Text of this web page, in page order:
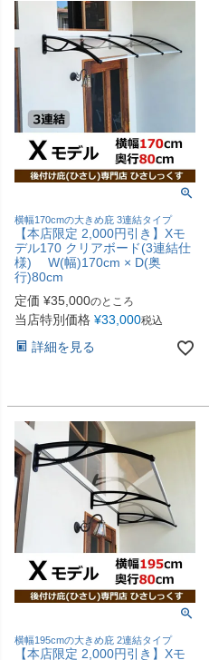
横幅170cmの大きめ庇 3連結タイプ
【本店限定 2,000円引き】Xモ
デル170 クリアボード(3連結仕
様) W(幅)170cm × D(奥
行)80cm
定価 ¥35,000のところ
当店特別価格 ¥33,000税込
詳細を見る
横幅195cmの大きめ庇 2連結タイプ
【本店限定 2,000円引き】Xモ